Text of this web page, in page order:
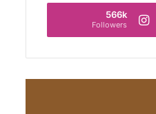
566k
Followers